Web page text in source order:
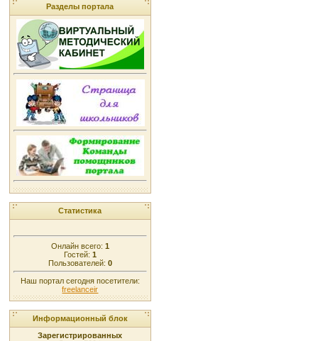
Разделы портала
Статистика
Онлайн всего: 1
Гостей: 1
Пользователей: 0
Наш портал сегодня посетители:
freelanceir
Информационный блок
Зарегистрированных